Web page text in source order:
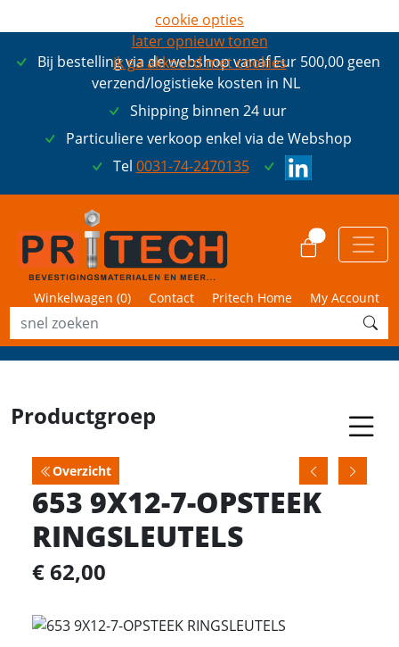
Bij bestelling via de webshop vanaf Eur 500,00 geen
verzend/logistieke kosten in NL
Shipping binnen 24 uur
Particuliere verkoop enkel via de Webshop
Tel 0031-74-2470135
Winkelwagen (0) Contact Pritech Home My Account
Productgroep
Overzicht
653 9X12-7-OPSTEEK
RINGSLEUTELS
€ 62,00
cookie opties
later opnieuw tonen
ik ga akkoord met cookies